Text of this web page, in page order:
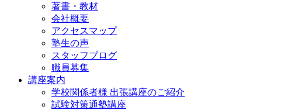
著書・教材
会社概要
アクセスマップ
塾生の声
スタッフブログ
職員募集
講座案内
学校関係者様 出張講座のご紹介
試験対策通塾講座